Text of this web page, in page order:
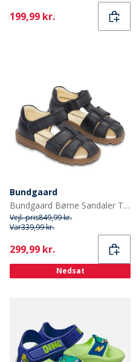
Current
199,99 kr.
Bundgaard
Bundgaard Børne Sandaler Tritu II Sort Ws
Vejl. pris849,99 kr.
Var339,99 kr.
Current
299,99 kr.
Nedsat